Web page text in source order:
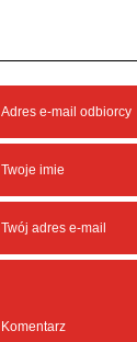
Adres e-mail odbiorcy
Twoje imie
Twój adres e-mail
Komentarz